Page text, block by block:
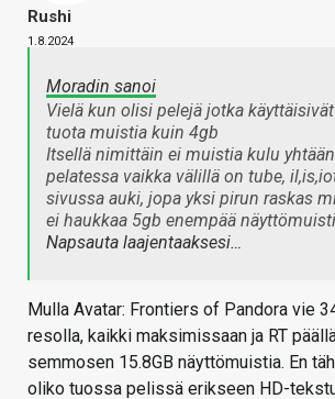
Rushi
1.8.2024
Moradin sanoi
Vielä kun olisi pelejä jotka
tuota muistia kuin 4gb
Itsellä nimittäin ei muistia kulu
pelatessa vaikka välillä on tube,
sivussa auki, jopa yksi pirun raskas
ei haukkaa 5gb enempää
Napsauta laajentaaksesi…
Mulla Avatar: Frontiers of Pandora vie
resolla, kaikki maksimissaan ja RT
semmosen 15.8GB näyttömuistia. En
oliko tuossa pelissä erikseen HD-